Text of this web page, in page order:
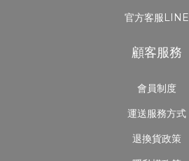
官方客服LINE
顧客服務
會員制度
運送服務方式
退換貨政策